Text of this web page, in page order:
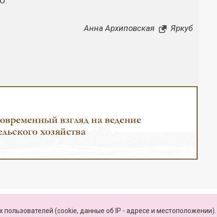
Анна Архиповская Яркуб
(cookie, данные об IP - адресе и местоположении).